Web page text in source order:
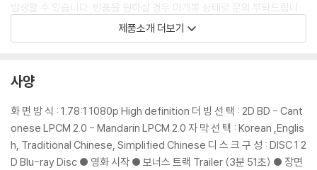
발생할 수 있습니다. 반품을 원하실 경우 미개봉 상태로 문의 부탁드립니
2) 스틸북 케이스 제작 과정에서 기포 혹은 경미한 인쇄 오류가 발생할 수
3) 렌티큘러 스틸북의 경우, 보호필름이 붙어 판매되기도 합니다. 보호필
름 손상에 의한 교환/반품은 불가합니다.
4) 본품 보호를 위해 노란색의 카톤 박스로 재포장한 경우, 카톤박스 손상
에 의한 교환/반품은 불가합니다.
5) 아웃케이스/구성품/포장 상태 불량에 의한 교환/반품 신청시 불량 확
인을 위해 개봉 시의 동영상을 요청할 수 있으며, 동영상이 없는 경우 교
제품소개 더보기
사양
화 면 방 식 : 1.78:1 1080p High definition 더 빙 선 택 : 2D BD - Cant
onese LPCM 2.0 - Mandarin LPCM 2.0 자 막 선 택 : Korean ,Englis
h, Traditional Chinese, Simplified Chinese 디 스 크 구 성 : DISC 1 2
D Blu-ray Disc ● 영화 시작 ● 보너스 트랙 Trailer (3분 51초) ● 장면